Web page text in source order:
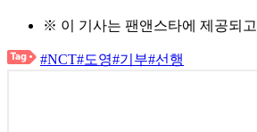
※ 이 기사는 팬앤스타에 제공되
#NCT#도영#기부#선행